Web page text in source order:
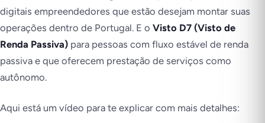
digitais empreendedores que estão desejam montar suas
operações dentro de Portugal. E o Visto D7 (Visto de
Renda Passiva) para pessoas com fluxo estável de renda
passiva e que oferecem prestação de serviços como
autônomo.
Aqui está um vídeo para te explicar com mais detalhes: